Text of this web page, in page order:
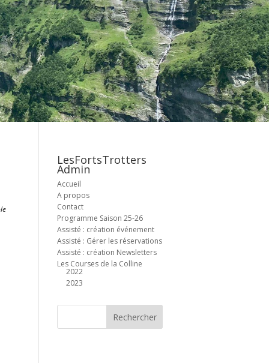
LesFortsTrotters
Admin
Accueil
A propos
Contact
Programme Saison 25-26
Assisté : création événement
Assisté : Gérer les réservations
Assisté : création Newsletters
Les Courses de la Colline
2022
2023